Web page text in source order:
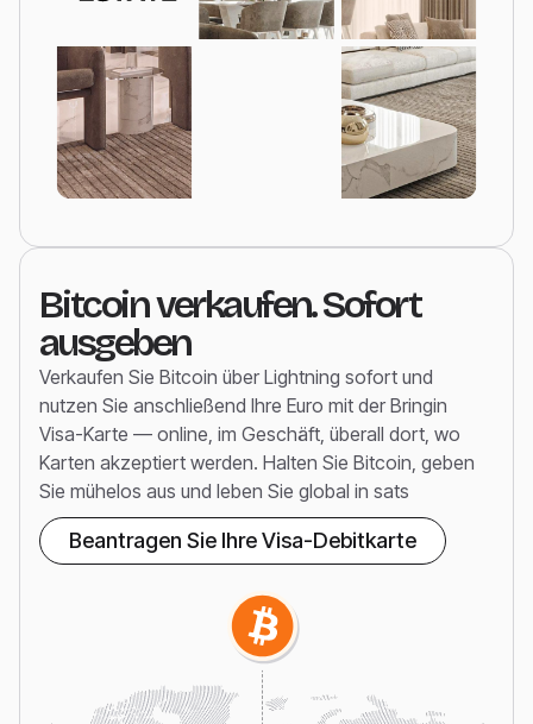
Bitcoin verkaufen. Sofort
ausgeben
Verkaufen Sie Bitcoin über Lightning sofort und
nutzen Sie anschließend Ihre Euro mit der Bringin
Visa-Karte — online, im Geschäft, überall dort, wo
Karten akzeptiert werden. Halten Sie Bitcoin, geben
Sie mühelos aus und leben Sie global in sats
Beantragen Sie Ihre Visa-Debitkarte